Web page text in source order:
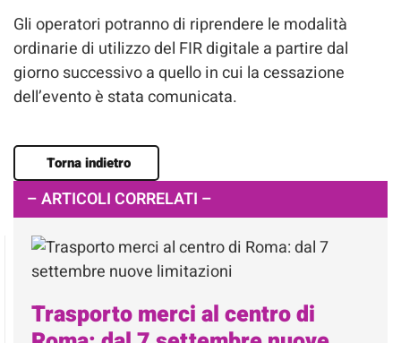
Gli operatori potranno di riprendere le modalità
ordinarie di utilizzo del FIR digitale a partire dal
giorno successivo a quello in cui la cessazione
dell’evento è stata comunicata.
Torna indietro
– ARTICOLI CORRELATI –
Trasporto merci al centro di